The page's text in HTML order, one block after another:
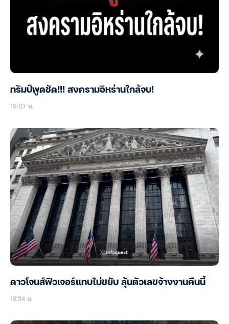
ทรัมป์พูดชัด!!! สงครามอิหร่านใกล้จบ!
19:07 น.
ดาวโจนส์ฟิวเจอร์แทบไม่ขยับ ลุ้นตัวเลขจ้างงานคืนนี้
18:34 น.